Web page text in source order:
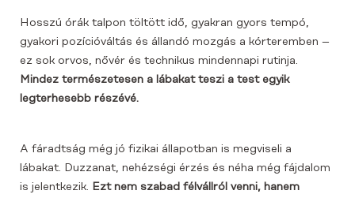
Hosszú órák talpon töltött idő, gyakran gyors tempó,
gyakori pozícióváltás és állandó mozgás a kórteremben –
ez sok orvos, nővér és technikus mindennapi rutinja.
Mindez természetesen a lábakat teszi a test egyik
legterhesebb részévé.
A fáradtság még jó fizikai állapotban is megviseli a
lábakat. Duzzanat, nehézségi érzés és néha még fájdalom
is jelentkezik. Ezt nem szabad félvállról venni, hanem